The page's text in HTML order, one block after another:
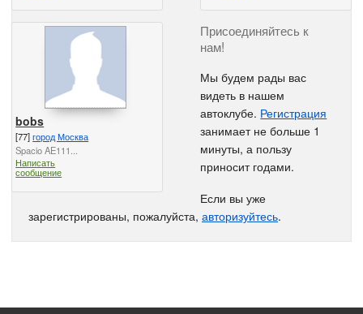
bobs
[77]город Москва
Spacio AE111...
Написать
сообщение
Присоединяйтесь к
нам!
Мы будем рады вас
видеть в нашем
автоклубе. Регистрация
занимает не больше 1
минуты, а пользу
приносит годами.
Если вы уже
зарегистрированы, пожалуйста, авторизуйтесь.